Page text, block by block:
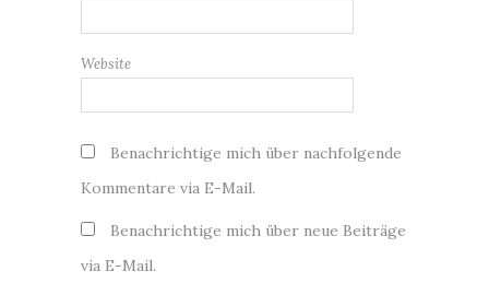
Website
Benachrichtige mich über nachfolgende
Kommentare via E-Mail.
Benachrichtige mich über neue Beiträge
via E-Mail.